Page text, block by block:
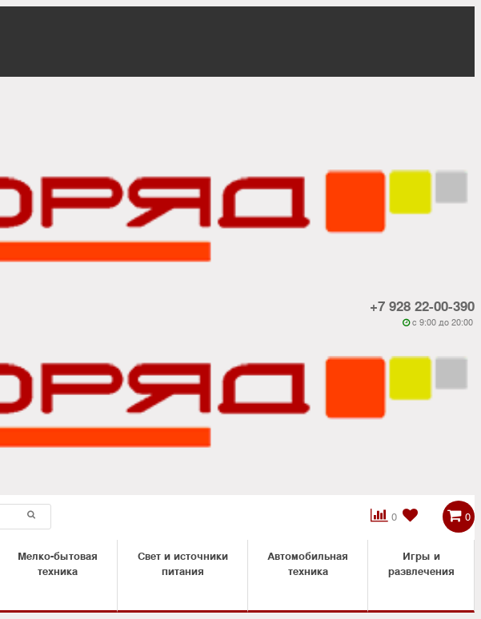
+7 928 22-00-390
 c 9:00 до 20:00
0

 0
Мелко-бытовая
техника
Свет и источники
питания
Автомобильная
техника
Игры и
развлечения